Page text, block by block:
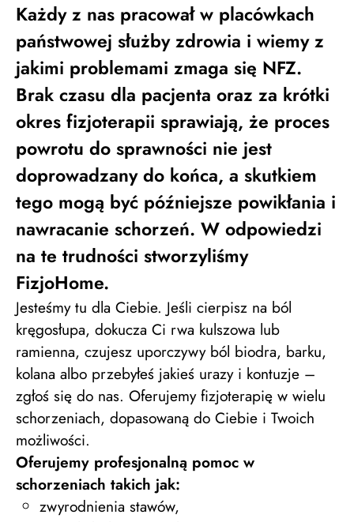
Każdy z nas pracował w placówkach
państwowej służby zdrowia i wiemy z
jakimi problemami zmaga się NFZ.
Brak czasu dla pacjenta oraz za krótki
okres fizjoterapii sprawiają, że proces
powrotu do sprawności nie jest
doprowadzany do końca, a skutkiem
tego mogą być późniejsze powikłania i
nawracanie schorzeń. W odpowiedzi
na te trudności stworzyliśmy
FizjoHome.
Jesteśmy tu dla Ciebie. Jeśli cierpisz na ból
kręgosłupa, dokucza Ci rwa kulszowa lub
ramienna, czujesz uporczywy ból biodra, barku,
kolana albo przebyłeś jakieś urazy i kontuzje –
zgłoś się do nas. Oferujemy fizjoterapię w wielu
schorzeniach, dopasowaną do Ciebie i Twoich
możliwości.
Oferujemy profesjonalną pomoc w
schorzeniach takich jak:
zwyrodnienia stawów,